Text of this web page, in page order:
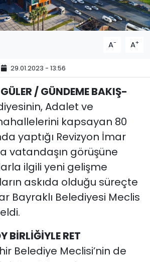
A- A+
29.01.2023 - 13:56
/ GÜNDEME BAKIŞ-
Adalet ve
kapsayan 80
yaptığı Revizyon İmar
vatandaşın görüşüne
ilgili yeni gelişme
askıda olduğu süreçte
Bayraklı Belediyesi Meclis
BİRLİĞİYLE RET
Belediye Meclisi’nin de